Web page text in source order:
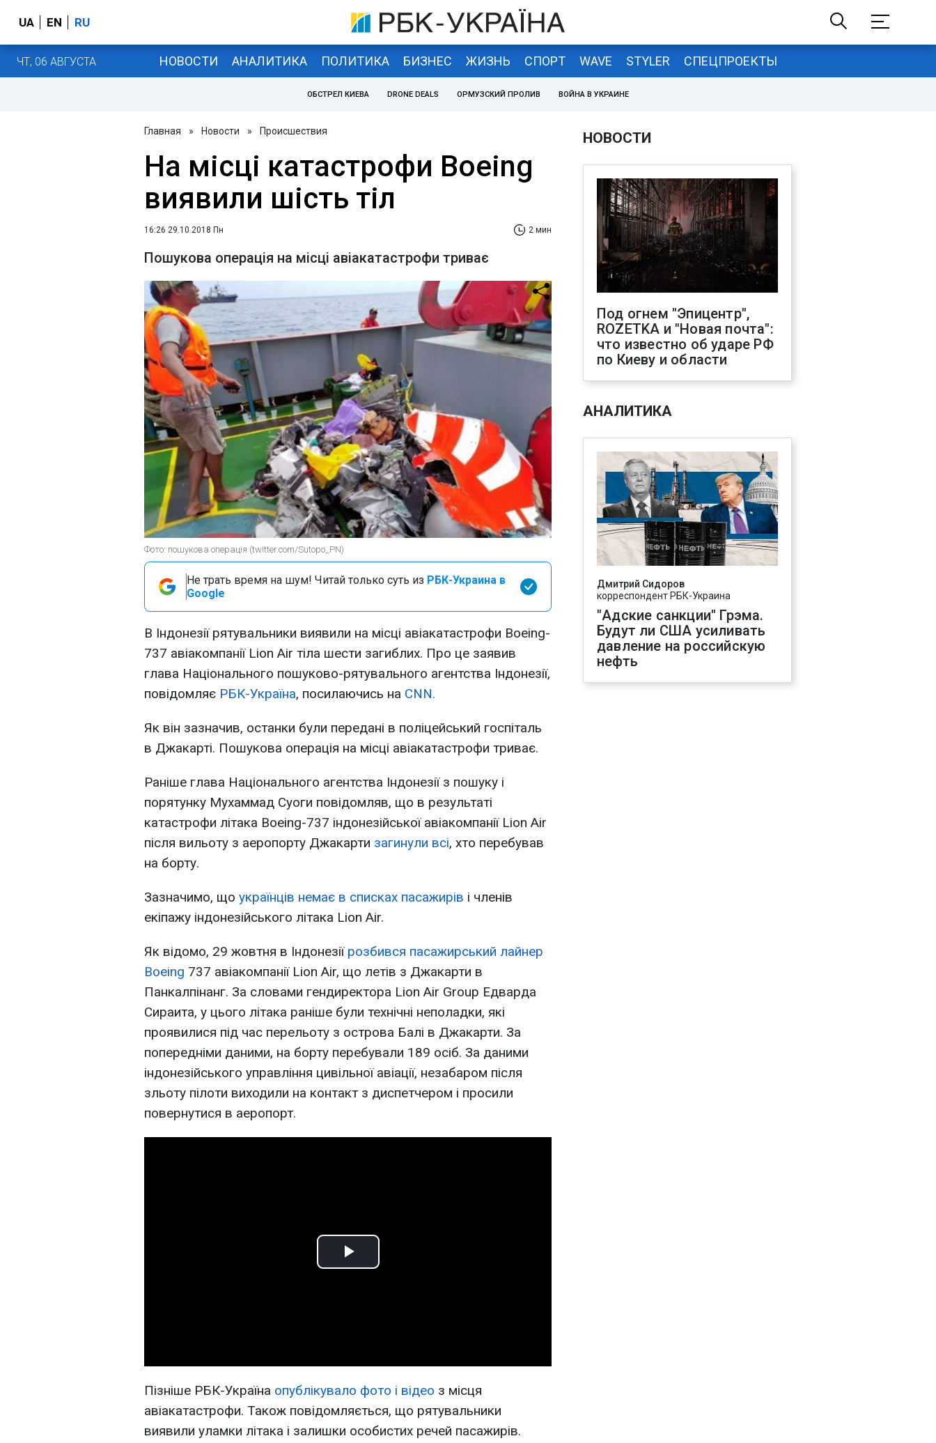
UA EN RU
ЧТ, 06 АВГУСТА НОВОСТИ АНАЛИТИКА ПОЛИТИКА БИЗНЕС ЖИЗНЬ СПОРТ WAVE STYLER СПЕЦПРОЕКТЫ
ОБСТРЕЛ КИЕВА DRONE DEALS ОРМУЗСКИЙ ПРОЛИВ ВОЙНА В УКРАИНЕ
Главная » Новости » Происшествия
На місці катастрофи Boeing
виявили шість тіл
16:26 29.10.2018 Пн 2 мин
Пошукова операція на місці авіакатастрофи триває
Фото: пошукова операція (twitter.com/Sutopo_PN)
Не трать время на шум! Читай только суть из РБК-Украина в
Google
В Індонезії рятувальники виявили на місці авіакатастрофи Boeing-
737 авіакомпанії Lion Air тіла шести загиблих. Про це заявив
глава Національного пошуково-рятувального агентства Індонезії,
повідомляє РБК-Україна, посилаючись на CNN.
Як він зазначив, останки були передані в поліцейський госпіталь
в Джакарті. Пошукова операція на місці авіакатастрофи триває.
Раніше глава Національного агентства Індонезії з пошуку і
порятунку Мухаммад Суоги повідомляв, що в результаті
катастрофи літака Boeing-737 індонезійської авіакомпанії Lion Air
після вильоту з аеропорту Джакарти загинули всі, хто перебував
на борту.
Зазначимо, що українців немає в списках пасажирів і членів
екіпажу індонезійського літака Lion Air.
Як відомо, 29 жовтня в Індонезії розбився пасажирський лайнер
Boeing 737 авіакомпанії Lion Air, що летів з Джакарти в
Панкалпінанг. За словами гендиректора Lion Air Group Едварда
Сираита, у цього літака раніше були технічні неполадки, які
проявилися під час перельоту з острова Балі в Джакарти. За
попередніми даними, на борту перебували 189 осіб. За даними
індонезійського управління цивільної авіації, незабаром після
зльоту пілоти виходили на контакт з диспетчером і просили
повернутися в аеропорт.
Play
Пізніше РБК-Україна опублікувало фото і відео з місця
авіакатастрофи. Також повідомляється, що рятувальники
виявили уламки літака і залишки особистих речей пасажирів.
НОВОСТИ
Под огнем "Эпицентр",
ROZETKA и "Новая почта":
что известно об ударе РФ
по Киеву и области
АНАЛИТИКА
Дмитрий Сидоров
корреспондент РБК-Украина
"Адские санкции" Грэма.
Будут ли США усиливать
давление на российскую
нефть